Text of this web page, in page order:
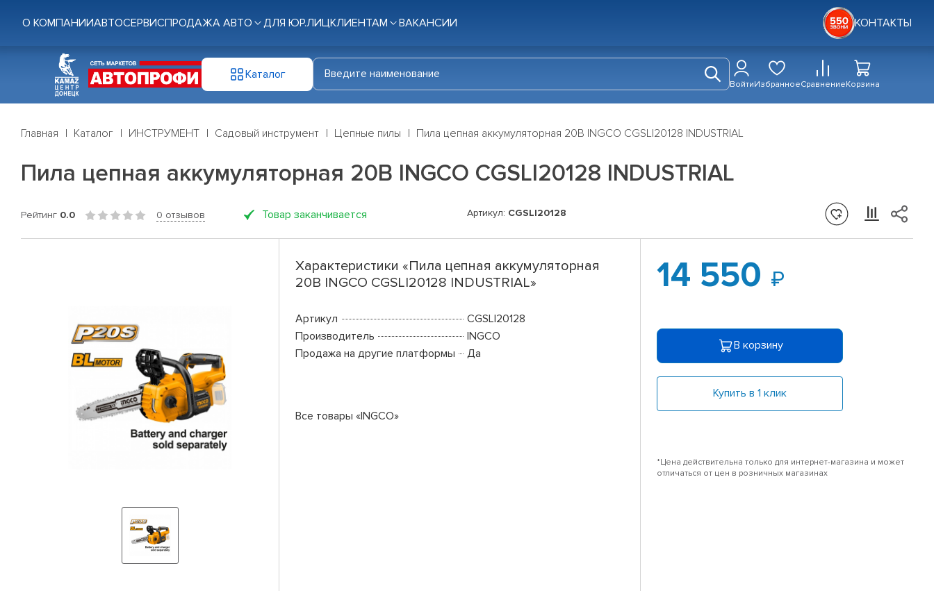
О КОМПАНИИАВТОСЕРВИСПРОДАЖА АВТО ДЛЯ ЮР.ЛИЦКЛИЕНТАМ ВАКАНСИИ КОНТАКТЫ
Каталог
ВойтиИзбранноеСравнениеКорзина
Главная Каталог ИНСТРУМЕНТ Садовый инструмент Цепные пилы Пила цепная аккумуляторная 20В INGCO CGSLI20128 INDUSTRIAL
Пила цепная аккумуляторная 20В INGCO CGSLI20128 INDUSTRIAL
Рейтинг 0.0 0 отзывов Товар заканчивается Артикул: CGSLI20128
Характеристики «Пила цепная аккумуляторная
20В INGCO CGSLI20128 INDUSTRIAL»
Артикул
CGSLI20128
Производитель
INGCO
Продажа на другие платформы
Да
Все товары «INGCO»
14 550
В корзину
Купить в 1 клик
*Цена действительна только для интернет-магазина и может
отличаться от цен в розничных магазинах